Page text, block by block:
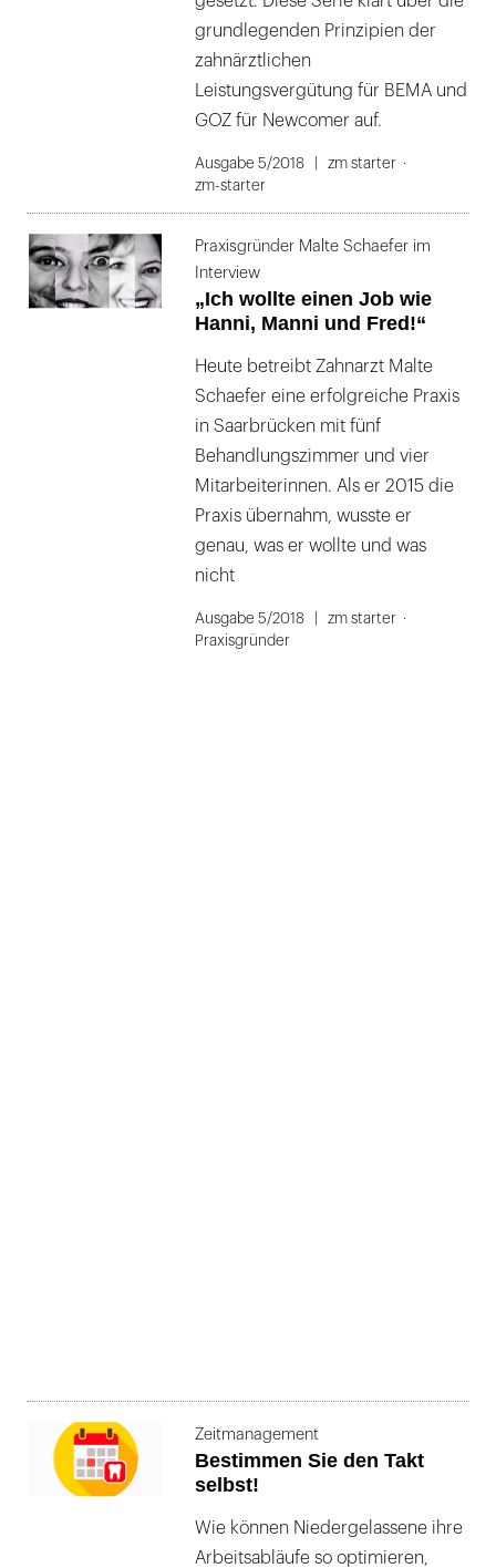
grundlegenden Prinzipien der
zahnärztlichen
Leistungsvergütung für BEMA und
GOZ für Newcomer auf.
Ausgabe 5/2018
zm starter
zm-starter
Praxisgründer Malte Schaefer im
Interview
„Ich wollte einen Job wie
Hanni, Manni und Fred!“
Heute betreibt Zahnarzt Malte
Schaefer eine erfolgreiche Praxis
in Saarbrücken mit fünf
Behandlungszimmer und vier
Mitarbeiterinnen. Als er 2015 die
Praxis übernahm, wusste er
genau, was er wollte und was
nicht
Ausgabe 5/2018
zm starter
Praxisgründer
Zeitmanagement
Bestimmen Sie den Takt
selbst!
Wie können Niedergelassene ihre
Arbeitsabläufe so optimieren,